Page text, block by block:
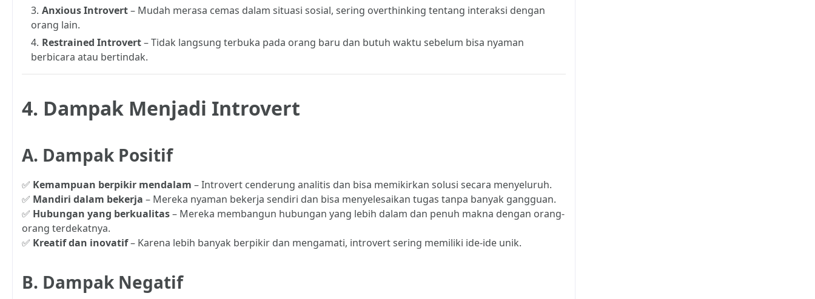
Anxious Introvert– Mudah merasa cemas dalam situasi sosial, sering overthinking tentang interaksi dengan
orang lain.
Restrained Introvert– Tidak langsung terbuka pada orang baru dan butuh waktu sebelum bisa nyaman
berbicara atau bertindak.
4. Dampak Menjadi Introvert
A. Dampak Positif
✅ Kemampuan berpikir mendalam – Introvert cenderung analitis dan bisa memikirkan solusi secara menyeluruh.
✅ Mandiri dalam bekerja – Mereka nyaman bekerja sendiri dan bisa menyelesaikan tugas tanpa banyak gangguan.
✅ Hubungan yang berkualitas– Mereka membangun hubungan yang lebih dalam dan penuh makna dengan orang-
orang terdekatnya.
✅ Kreatif dan inovatif– Karena lebih banyak berpikir dan mengamati, introvert sering memiliki ide-ide unik.
B. Dampak Negatif